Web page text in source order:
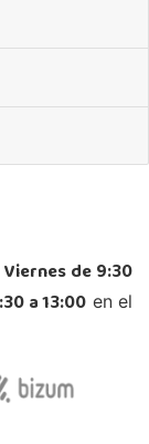
de 9:30
a 13:00 en el